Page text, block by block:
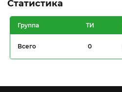
Статистика
Группа ТИ
Всего 0